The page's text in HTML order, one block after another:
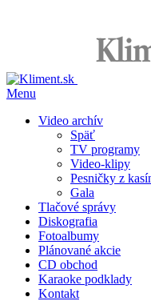
Menu
Video archív
Späť
TV programy
Video-klipy
Pesničky z
Gala
Tlačové správy
Diskografia
Fotoalbumy
Plánované akcie
CD obchod
Karaoke podklady
Kontakt